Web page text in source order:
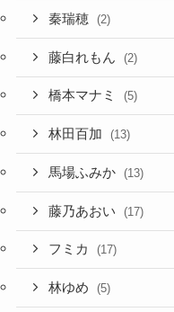
秦瑞穂 (2)
藤白れもん (2)
橋本マナミ (5)
林田百加 (13)
馬場ふみか (13)
藤乃あおい (17)
フミカ (17)
林ゆめ (5)